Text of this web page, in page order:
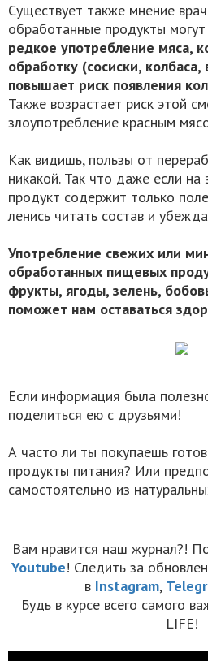
Существует также мнение
обработанные продукты
редкое употребление мяса,
обработку (сосиски, колбаса,
повышает риск появления
Также возрастает риск этой
злоупотребление красным
Как видишь, пользы от
никакой. Так что даже если на
продукт содержит только
ленись читать состав и
Употребление свежих или
обработанных пищевых
фрукты, ягоды, зелень,
поможет нам оставаться
Если информация была
поделиться ею с друзьями!
А часто ли ты покупаешь
продукты питания? Или
самостоятельно из
Вам нравится наш журнал?!
Youtube! Следить за
в Instagram,
Будь в курсе всего самого
LIFE!